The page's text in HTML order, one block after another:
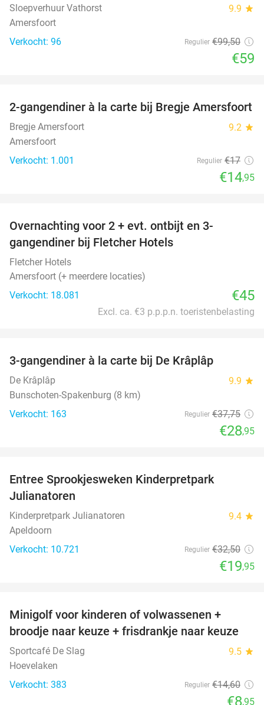
Sloepverhuur Vathorst 9.9 star
Amersfoort
Verkocht: 96
Regulier €99,50
€59
12%
2-gangendiner à la carte bij Bregje Amersfoort
Bregje Amersfoort 9.2 star
Amersfoort
Verkocht: 1.001
Regulier €17
€14,95
Overnachting voor 2 + evt. ontbijt en 3-
gangendiner bij Fletcher Hotels
Fletcher Hotels
Amersfoort (+ meerdere locaties)
Verkocht: 18.081
€45
Excl. ca. €3 p.p.p.n. toeristenbelasting
3-gangendiner à la carte bij De Krâplâp
De Krâplâp 9.9 star
Bunschoten-Spakenburg (8 km)
Verkocht: 163
Regulier €37,75
€28,95
Entree Sprookjesweken Kinderpretpark
Julianatoren
Kinderpretpark Julianatoren 9.4 star
Apeldoorn
Verkocht: 10.721
Regulier €32,50
€19,95
Minigolf voor kinderen of volwassenen +
broodje naar keuze + frisdrankje naar keuze
Sportcafé De Slag 9.5 star
Hoevelaken
Verkocht: 383
Regulier €14,60
€8,95